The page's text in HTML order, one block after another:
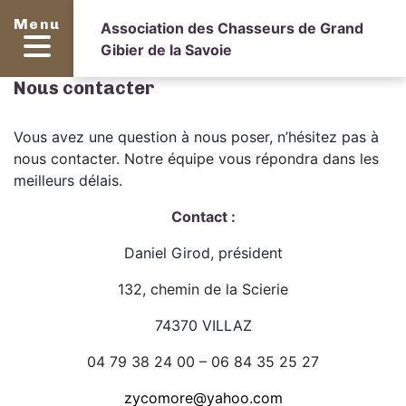
Menu
Association des Chasseurs de Grand
Gibier de la Savoie
Nous contacter
Vous avez une question à nous poser, n’hésitez pas à
nous contacter. Notre équipe vous répondra dans les
meilleurs délais.
Contact :
Daniel Girod, président
132, chemin de la Scierie
74370 VILLAZ
04 79 38 24 00 – 06 84 35 25 27
zycomore@yahoo.com